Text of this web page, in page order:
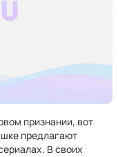
признании, вот
предлагают
В своих